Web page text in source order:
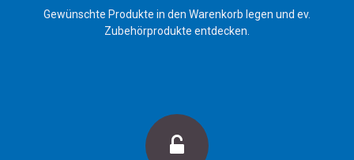
Gewünschte Produkte in den Warenkorb legen und ev.
Zubehörprodukte entdecken.